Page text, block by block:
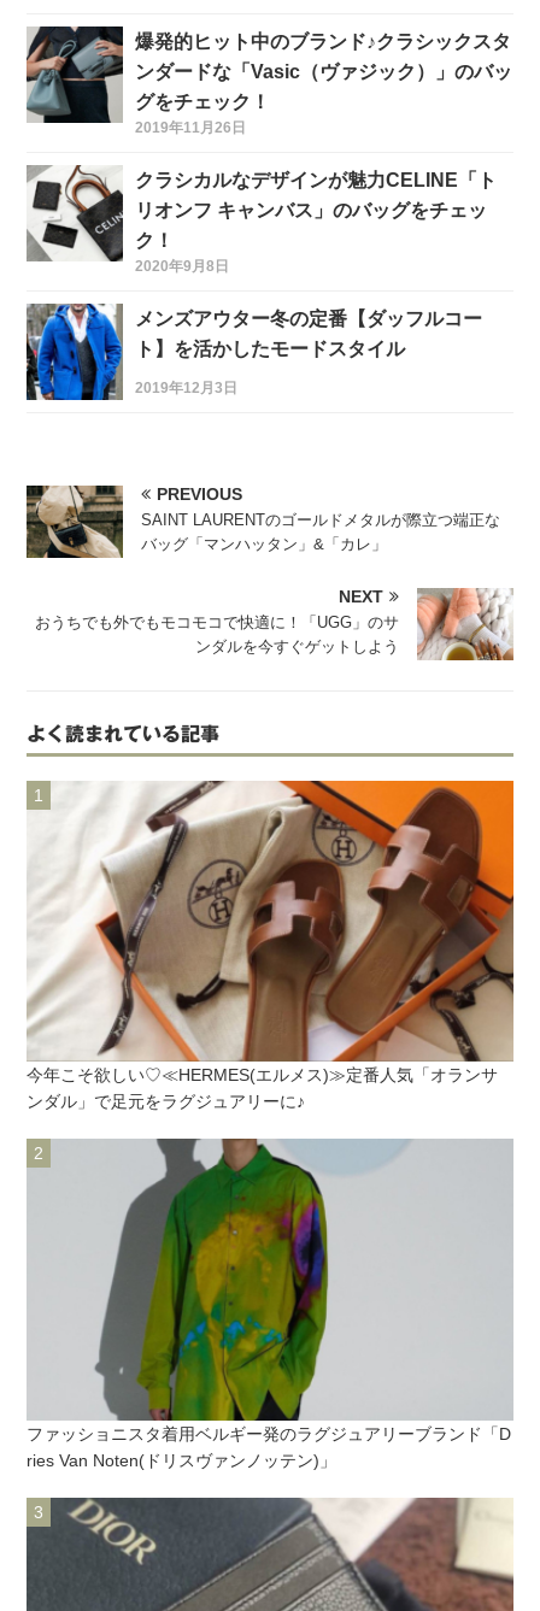
爆発的ヒット中のブランド♪クラシックスタ
ンダードな「Vasic（ヴァジック）」のバッ
グをチェック！
2019年11月26日
クラシカルなデザインが魅力CELINE「ト
リオンフ キャンバス」のバッグをチェッ
ク！
2020年9月8日
メンズアウター冬の定番【ダッフルコー
ト】を活かしたモードスタイル
2019年12月3日
PREVIOUS
SAINT LAURENTのゴールドメタルが際立つ端正な
バッグ「マンハッタン」&「カレ」
NEXT
おうちでも外でもモコモコで快適に！「UGG」のサ
ンダルを今すぐゲットしよう
よく読まれている記事
今年こそ欲しい♡≪HERMES(エルメス)≫定番人気「オランサ
ンダル」で足元をラグジュアリーに♪
ファッショニスタ着用ベルギー発のラグジュアリーブランド「D
ries Van Noten(ドリスヴァンノッテン)」